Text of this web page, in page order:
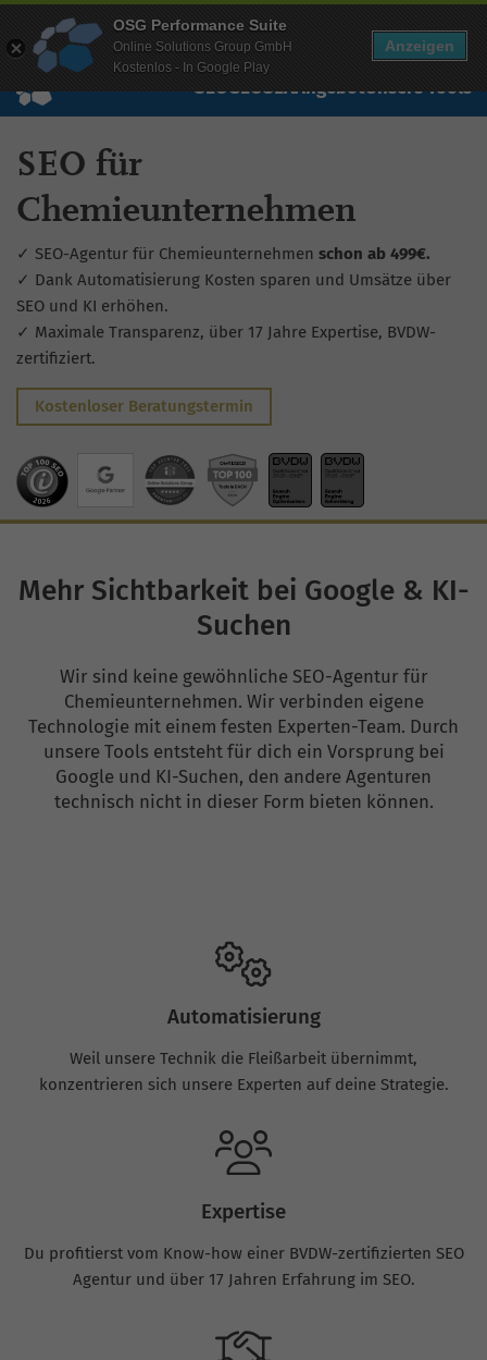
Wissen Free Checks Über uns Free Account
SEOGEOSEAAngebotUnsere Tools
SEO für
Chemieunternehmen
✓ SEO-Agentur für Chemieunternehmen schon ab 499€.
✓ Dank Automatisierung Kosten sparen und Umsätze über
SEO und KI erhöhen.
✓ Maximale Transparenz, über 17 Jahre Expertise, BVDW-
zertifiziert.
Kostenloser Beratungstermin
Mehr Sichtbarkeit bei Google & KI-
Suchen
Wir sind keine gewöhnliche SEO-Agentur für
Chemieunternehmen. Wir verbinden eigene
Technologie mit einem festen Experten-Team. Durch
unsere Tools entsteht für dich ein Vorsprung bei
Google und KI-Suchen, den andere Agenturen
technisch nicht in dieser Form bieten können.
Automatisierung
Weil unsere Technik die Fleißarbeit übernimmt,
konzentrieren sich unsere Experten auf deine Strategie.
Expertise
Du profitierst vom Know-how einer BVDW-zertifizierten SEO
Agentur und über 17 Jahren Erfahrung im SEO.
OSG Performance Suite
Online Solutions Group GmbH
Kostenlos - In Google Play
Anzeigen